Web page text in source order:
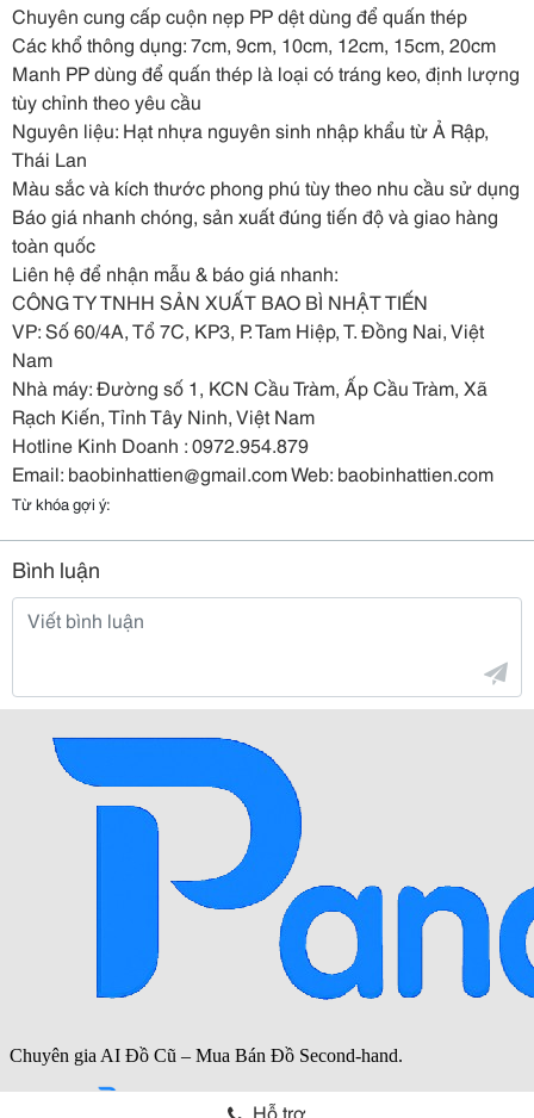
Chuyên cung cấp cuộn nẹp PP dệt dùng để quấn thép
Các khổ thông dụng: 7cm, 9cm, 10cm, 12cm, 15cm, 20cm
Manh PP dùng để quấn thép là loại có tráng keo, định lượng
tùy chỉnh theo yêu cầu
Nguyên liệu: Hạt nhựa nguyên sinh nhập khẩu từ Ả Rập,
Thái Lan
Màu sắc và kích thước phong phú tùy theo nhu cầu sử dụng
Báo giá nhanh chóng, sản xuất đúng tiến độ và giao hàng
toàn quốc
Liên hệ để nhận mẫu & báo giá nhanh:
CÔNG TY TNHH SẢN XUẤT BAO BÌ NHẬT TIẾN
VP: Số 60/4A, Tổ 7C, KP3, P. Tam Hiệp, T. Đồng Nai, Việt
Nam
Nhà máy: Đường số 1, KCN Cầu Tràm, Ấp Cầu Tràm, Xã
Rạch Kiến, Tỉnh Tây Ninh, Việt Nam
Hotline Kinh Doanh : 0972.954.879
Email: baobinhattien@gmail.com Web: baobinhattien.com
Từ khóa gợi ý:
Bình luận
Hỗ trợ